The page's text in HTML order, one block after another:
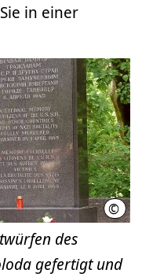
in einer
© LHH
des
gefertigt und